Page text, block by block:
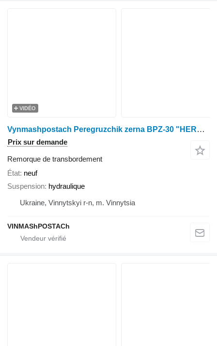
VIDÉO
Vynmashpostach Peregruzchik zerna BPZ-30 "HERMES"
Prix sur demande
Remorque de transbordement
État neuf
Suspension hydraulique
Ukraine, Vinnytskyi r-n, m. Vinnytsia
VINMAShPOSTACh